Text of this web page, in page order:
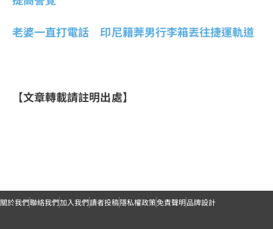
老婆一直打電話 印尼籍莾男行李箱丟往捷運軌道
【文章轉載請註明出處】
關於我們聯絡我們加入我們讀者投稿隱私權政策免責聲明品牌設計